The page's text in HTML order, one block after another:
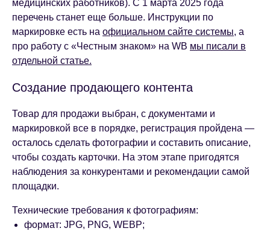
медицинских работников). С 1 марта 2025 года
перечень станет еще больше. Инструкции по
маркировке есть на официальном сайте системы, а
про работу с «Честным знаком» на WB мы писали в
отдельной статье.
Создание продающего контента
Товар для продажи выбран, с документами и
маркировкой все в порядке, регистрация пройдена —
осталось сделать фотографии и составить описание,
чтобы создать карточки. На этом этапе пригодятся
наблюдения за конкурентами и рекомендации самой
площадки.
Технические требования к фотографиям:
формат: JPG, PNG, WEBP;